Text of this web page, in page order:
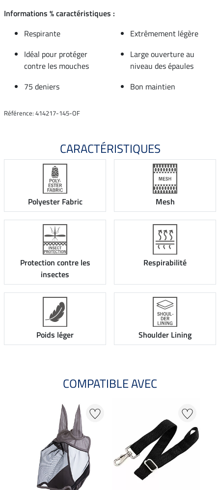
Informations % caractéristiques :
Respirante
Extrêmement légère
Idéal pour protéger
contre les mouches
Large ouverture au
niveau des épaules
75 deniers
Bon maintien
Référence: 414217-145-OF
CARACTÉRISTIQUES
Polyester Fabric Mesh
Protection contre les
insectes
Respirabilité
Poids léger Shoulder Lining
COMPATIBLE AVEC